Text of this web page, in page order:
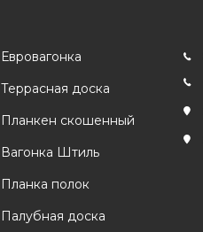
Евровагонка
Террасная доска
Планкен скошенный
Вагонка Штиль
Планка полок
Палубная доска